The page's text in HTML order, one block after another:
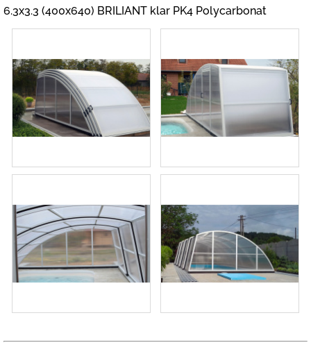
6.3x3.3 (400x640) BRILIANT klar PK4 Polycarbonat